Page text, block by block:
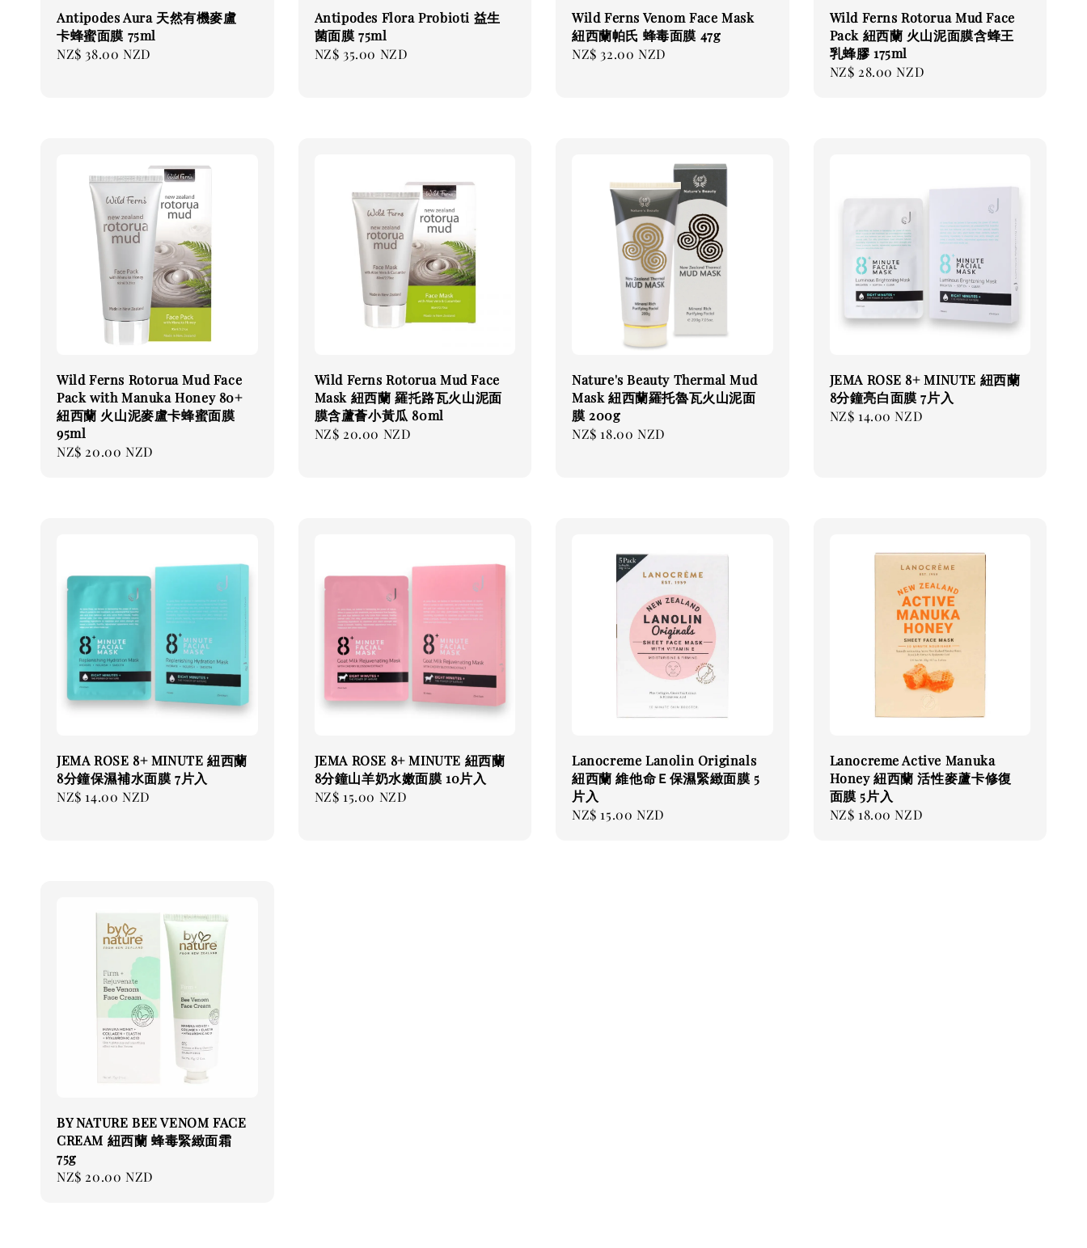
Antipodes Aura 天然有機麥盧
卡蜂蜜面膜 75ml
Regular
NZ$ 38.00 NZD
Antipodes Flora Probioti 益生
菌面膜 75ml
Regular
NZ$ 35.00 NZD
Wild Ferns Venom Face Mask
紐西蘭帕氏 蜂毒面膜 47g
Regular
NZ$ 32.00 NZD
Wild Ferns Rotorua Mud Face
Pack 紐西蘭 火山泥面膜含蜂王
乳蜂膠 175ml
Regular
NZ$ 28.00 NZD
Wild Ferns Rotorua Mud Face
Pack with Manuka Honey 80+
紐西蘭 火山泥麥盧卡蜂蜜面膜
95ml
Regular
NZ$ 20.00 NZD
Wild Ferns Rotorua Mud Face
Mask 紐西蘭 羅托路瓦火山泥面
膜含蘆薈小黃瓜 80ml
Regular
NZ$ 20.00 NZD
Nature's Beauty Thermal Mud
Mask 紐西蘭羅托魯瓦火山泥面
膜 200g
Regular
NZ$ 18.00 NZD
JEMA ROSE 8+ MINUTE 紐西蘭
8分鐘亮白面膜 7片入
Regular
NZ$ 14.00 NZD
JEMA ROSE 8+ MINUTE 紐西蘭
8分鐘保濕補水面膜 7片入
Regular
NZ$ 14.00 NZD
JEMA ROSE 8+ MINUTE 紐西蘭
8分鐘山羊奶水嫩面膜 10片入
Regular
NZ$ 15.00 NZD
Lanocreme Lanolin Originals
紐西蘭 維他命Ｅ保濕緊緻面膜 5
片入
Regular
NZ$ 15.00 NZD
Lanocreme Active Manuka
Honey 紐西蘭 活性麥蘆卡修復
面膜 5片入
Regular
NZ$ 18.00 NZD
BY NATURE BEE VENOM FACE
CREAM 紐西蘭 蜂毒緊緻面霜
75g
Regular
NZ$ 20.00 NZD